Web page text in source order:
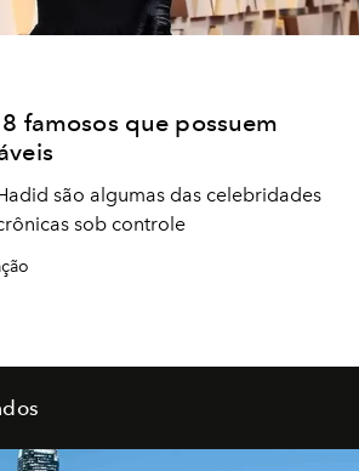
famosos que possuem
são algumas das celebridades
sob controle